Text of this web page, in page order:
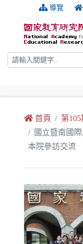
跳到主要內容 導覽
搜尋
首頁 第105
國立暨南國
本院參訪交流